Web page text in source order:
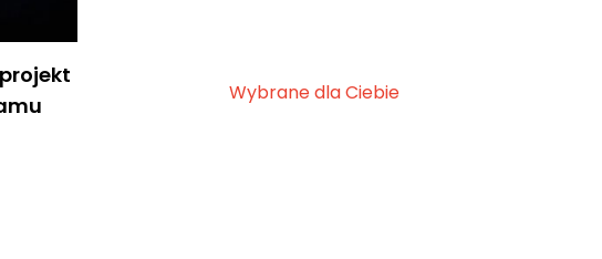
projekt
Wybrane dla Ciebie